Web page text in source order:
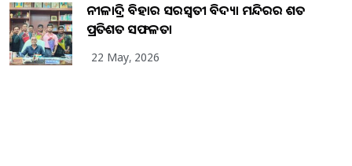
ନୀଳାଦ୍ରି ବିହାର ସରସ୍ୱତୀ ବିଦ୍ୟା ମନ୍ଦିରର ଶତ
ପ୍ରତିଶତ ସଫଳତା
22 May, 2026